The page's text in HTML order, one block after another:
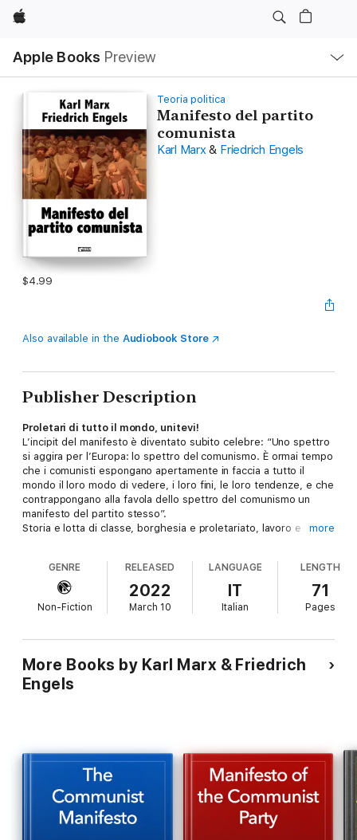
Apple
Apple Books Preview
Nav
Open
Menu
Teoria politica
Manifesto del partito
comunista
Karl Marx & Friedrich Engels
$4.99
Also available in the Audiobook Store
Publisher Description
Proletari di tutto il mondo, unitevi!
L’incipit del manifesto è diventato subito celebre: “Uno spettro
si aggira per l’Europa: lo spettro del comunismo. È ormai tempo
che i comunisti espongano apertamente in faccia a tutto il
mondo il loro modo di vedere, i loro fini, le loro tendenze, e che
contrappongano alla favola dello spettro del comunismo un
manifesto del partito stesso”.
Storia e lotta di classe, borghesia e proletariato, lavoro e
uomo, politica e società che ha segnato la carne viva del
Novecento.
Oggi, il capitalismo globale sembra aver messo i soffitta tutti
questi temi anche se una discussione sul modello di sviluppo
numerosi cataclismi sociali, economici e finanziari a cui abbiamo
assistito negli ultimi tempi.
E ci invita, parafrasando la celebre conclusione del volume, a
dire “ Uomini di tutti i paesi, unitevi
more
GENRE
Non-Fiction
RELEASED
2022
March 10
LANGUAGE
IT
Italian
LENGTH
71
Pages
More Books by Karl Marx & Friedrich
Engels